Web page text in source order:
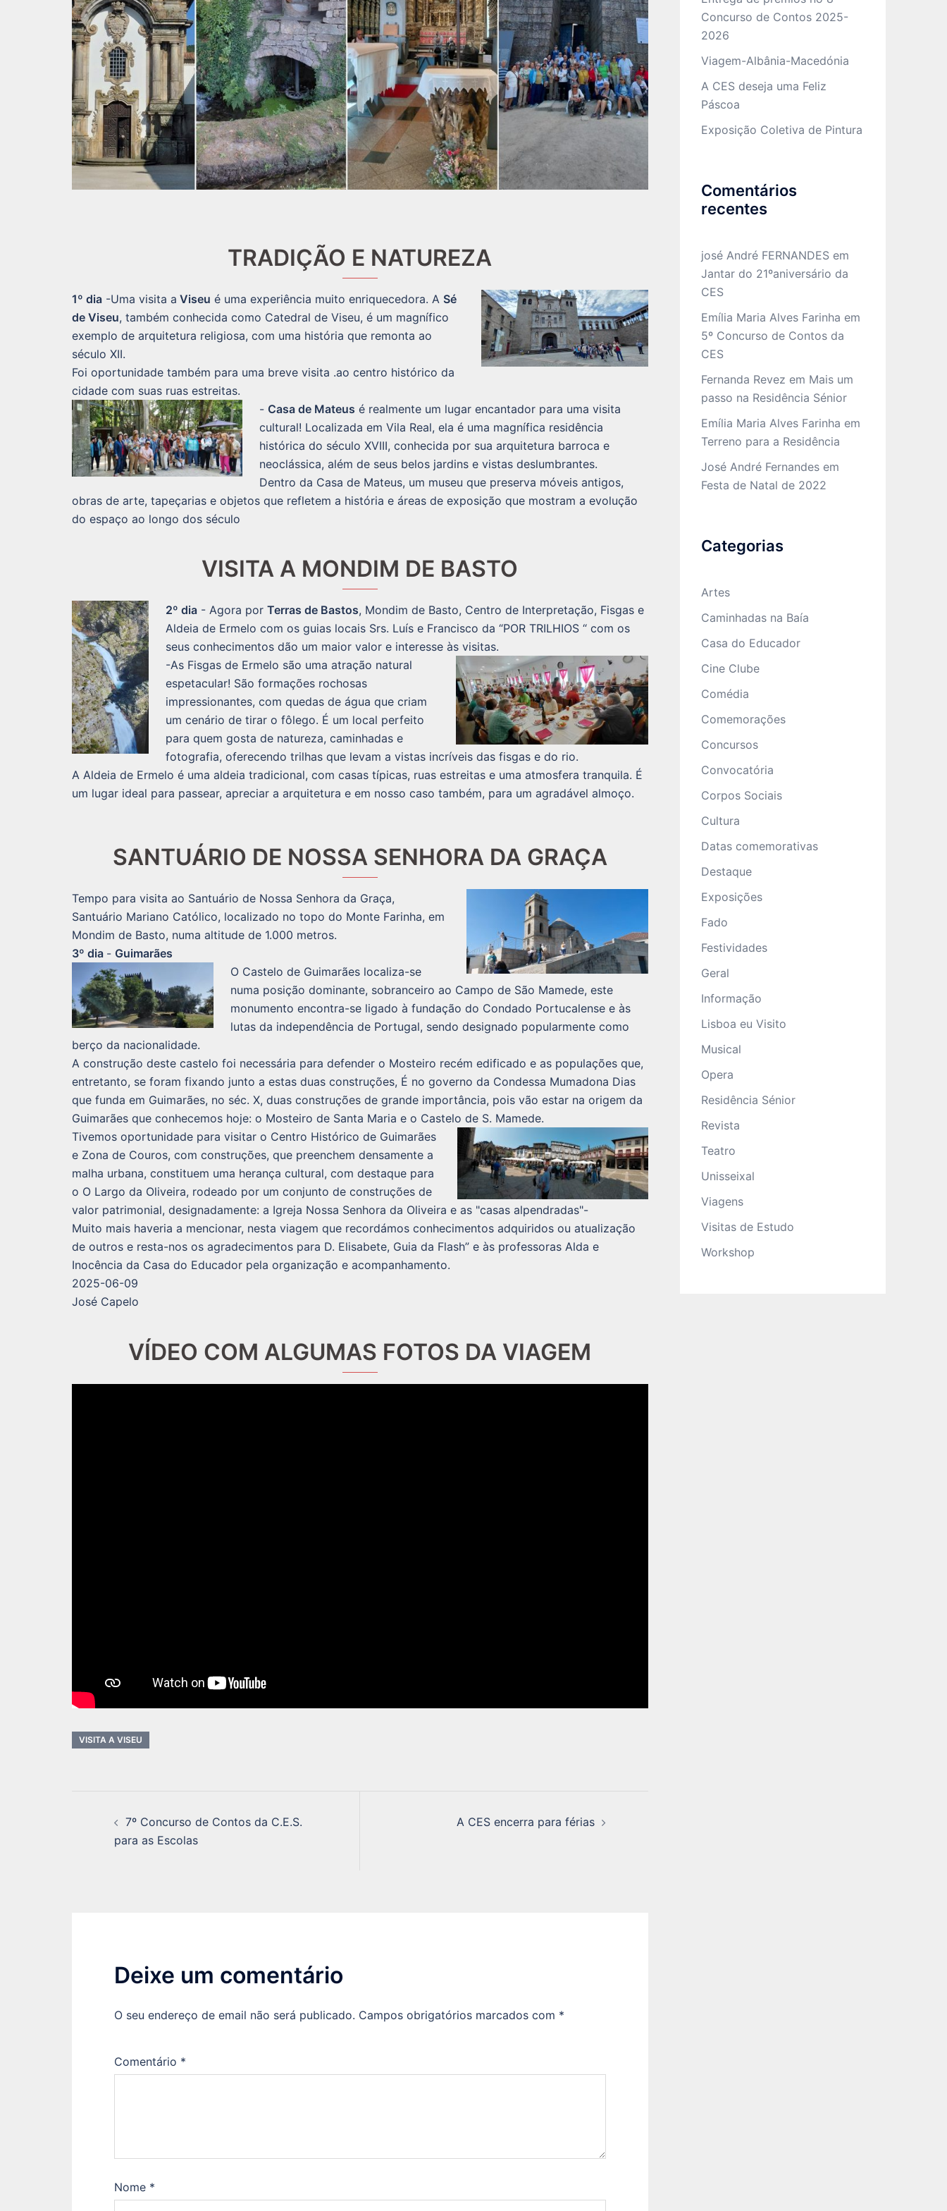
TRADIÇÃO E NATUREZA
1º dia -Uma visita a Viseu é uma experiência muito enriquecedora. A Sé
de Viseu, também conhecida como Catedral de Viseu, é um magnífico
exemplo de arquitetura religiosa, com uma história que remonta ao
século XII.
Foi oportunidade também para uma breve visita .ao centro histórico da
cidade com suas ruas estreitas.
- Casa de Mateus é realmente um lugar encantador para uma visita
cultural! Localizada em Vila Real, ela é uma magnífica residência
histórica do século XVIII, conhecida por sua arquitetura barroca e
neoclássica, além de seus belos jardins e vistas deslumbrantes.
Dentro da Casa de Mateus, um museu que preserva móveis antigos,
obras de arte, tapeçarias e objetos que refletem a história e áreas de exposição que mostram a evolução
do espaço ao longo dos século
VISITA A MONDIM DE BASTO
2º dia - Agora por Terras de Bastos, Mondim de Basto, Centro de Interpretação, Fisgas e
Aldeia de Ermelo com os guias locais Srs. Luís e Francisco da “POR TRILHIOS “ com os
seus conhecimentos dão um maior valor e interesse às visitas.
-As Fisgas de Ermelo são uma atração natural
espetacular! São formações rochosas
impressionantes, com quedas de água que criam
um cenário de tirar o fôlego. É um local perfeito
para quem gosta de natureza, caminhadas e
fotografia, oferecendo trilhas que levam a vistas incríveis das fisgas e do rio.
A Aldeia de Ermelo é uma aldeia tradicional, com casas típicas, ruas estreitas e uma atmosfera tranquila. É
um lugar ideal para passear, apreciar a arquitetura e em nosso caso também, para um agradável almoço.
SANTUÁRIO DE NOSSA SENHORA DA GRAÇA
Tempo para visita ao Santuário de Nossa Senhora da Graça,
Santuário Mariano Católico, localizado no topo do Monte Farinha, em
Mondim de Basto, numa altitude de 1.000 metros.
3º dia - Guimarães
O Castelo de Guimarães localiza-se
numa posição dominante, sobranceiro ao Campo de São Mamede, este
monumento encontra-se ligado à fundação do Condado Portucalense e às
lutas da independência de Portugal, sendo designado popularmente como
berço da nacionalidade.
A construção deste castelo foi necessária para defender o Mosteiro recém edificado e as populações que,
entretanto, se foram fixando junto a estas duas construções, É no governo da Condessa Mumadona Dias
que funda em Guimarães, no séc. X, duas construções de grande importância, pois vão estar na origem da
Guimarães que conhecemos hoje: o Mosteiro de Santa Maria e o Castelo de S. Mamede.
Tivemos oportunidade para visitar o Centro Histórico de Guimarães
e Zona de Couros, com construções, que preenchem densamente a
malha urbana, constituem uma herança cultural, com destaque para
o O Largo da Oliveira, rodeado por um conjunto de construções de
valor patrimonial, designadamente: a Igreja Nossa Senhora da Oliveira e as "casas alpendradas"-
Muito mais haveria a mencionar, nesta viagem que recordámos conhecimentos adquiridos ou atualização
de outros e resta-nos os agradecimentos para D. Elisabete, Guia da Flash” e às professoras Alda e
Inocência da Casa do Educador pela organização e acompanhamento.
2025-06-09
José Capelo
VÍDEO COM ALGUMAS FOTOS DA VIAGEM
VISITA A VISEU
7º Concurso de Contos da C.E.S.
para as Escolas
A CES encerra para férias
Deixe um comentário
O seu endereço de email não será publicado. Campos obrigatórios marcados com *
Comentário *
Nome *
Concurso de Contos 2025-
2026
Viagem-Albânia-Macedónia
A CES deseja uma Feliz
Páscoa
Exposição Coletiva de Pintura
Comentários
recentes
josé André FERNANDESem
Jantar do 21ºaniversário da
CES
Emília Maria Alves Farinha em
5º Concurso de Contos da
CES
Fernanda Revez em Mais um
passo na Residência Sénior
Emília Maria Alves Farinha em
Terreno para a Residência
José André Fernandesem
Festa de Natal de 2022
Categorias
Artes
Caminhadas na Baía
Casa do Educador
Cine Clube
Comédia
Comemorações
Concursos
Convocatória
Corpos Sociais
Cultura
Datas comemorativas
Destaque
Exposições
Fado
Festividades
Geral
Informação
Lisboa eu Visito
Musical
Opera
Residência Sénior
Revista
Teatro
Unisseixal
Viagens
Visitas de Estudo
Workshop